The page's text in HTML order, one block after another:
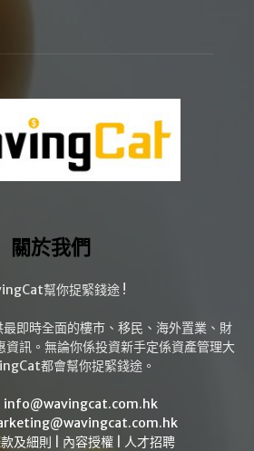
關於我們
幫你捉緊錢途 !
即時全面的樓市、移民、海外置業、財
資訊。無論你係投資新手定係資產管理大
都會幫你捉緊錢途。
info@wavingcat.com.hk
及細則 內容授權 人才招聘